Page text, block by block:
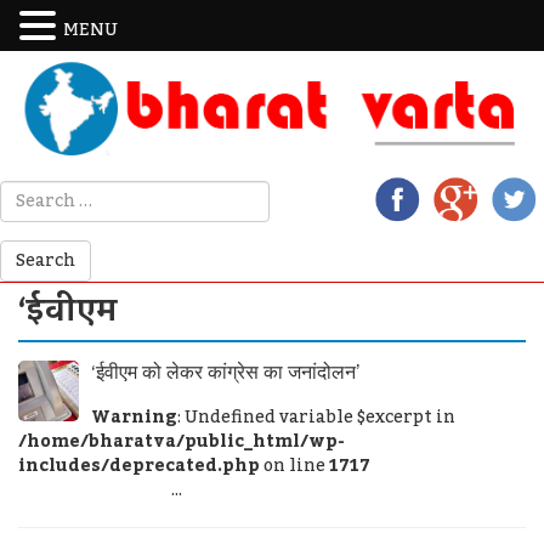
‘ईवीएम
‘ईवीएम को लेकर कांग्रेस का जनांदोलन’
Warning: Undefined variable $excerpt in
/home/bharatva/public_html/wp-
includes/deprecated.phpon line1717
...
MENU